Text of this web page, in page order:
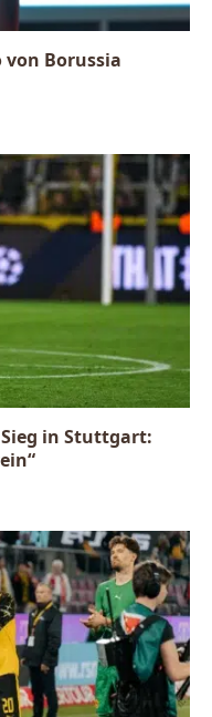
von Borussia
in Stuttgart: